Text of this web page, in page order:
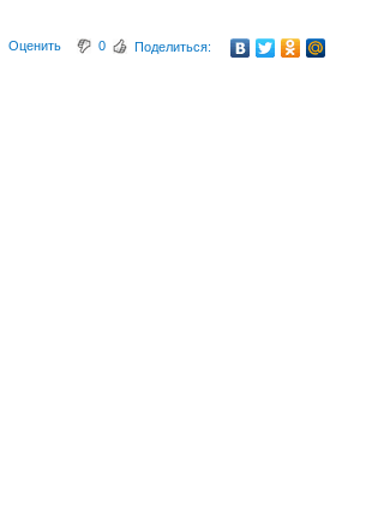
Оценить 0 Поделиться: